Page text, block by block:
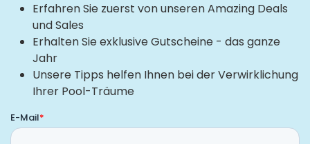
Erfahren Sie zuerst von unseren Amazing Deals
und Sales
Erhalten Sie exklusive Gutscheine - das ganze
Jahr
Unsere Tipps helfen Ihnen bei der Verwirklichung
Ihrer Pool-Träume